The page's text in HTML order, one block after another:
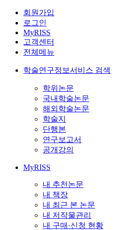
회원가입
로그인
MyRISS
고객센터
전체메뉴
학술연구정보서비스 검색
학위논문
국내학술논문
해외학술논문
학술지
단행본
연구보고서
공개강의
MyRISS
내 추천논문
내 책장
내 최근 본 논문
내 저작물관리
내 구매·신청 현황